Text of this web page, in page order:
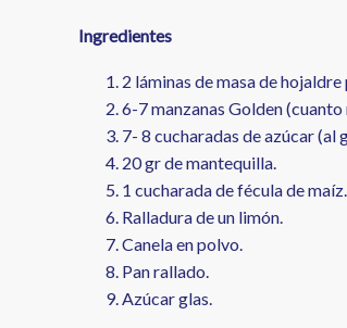
Ingredientes
2 láminas de masa de
6-7manzanas Golden (cuanto
7- 8 cucharadas de azúcar (al
20 gr demantequilla.
1 cucharada defécula de maíz.
Ralladura de un limón.
Canelaen polvo.
Pan rallado.
Azúcar glas.